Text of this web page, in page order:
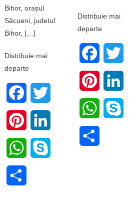
Bihor, orașul
Săcueni, judetul
Bihor, […]
Distribuie mai
departe
Facebook
PinterestLinkedIn
WhatsApp
Distribuie mai
departe
Facebook
Pinterest
WhatsApp